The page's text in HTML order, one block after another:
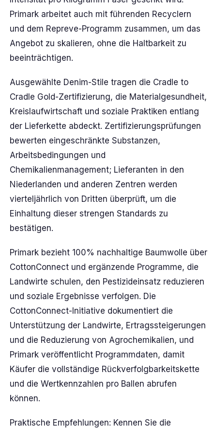
Primark arbeitet auch mit führenden Recyclern
und dem Repreve-Programm zusammen, um das
Angebot zu skalieren, ohne die Haltbarkeit zu
beeinträchtigen.
Ausgewählte Denim-Stile tragen die Cradle to
Cradle Gold-Zertifizierung, die Materialgesundheit,
Kreislaufwirtschaft und soziale Praktiken entlang
der Lieferkette abdeckt. Zertifizierungsprüfungen
bewerten eingeschränkte Substanzen,
Arbeitsbedingungen und
Chemikalienmanagement; Lieferanten in den
Niederlanden und anderen Zentren werden
vierteljährlich von Dritten überprüft, um die
Einhaltung dieser strengen Standards zu
bestätigen.
Primark bezieht 100% nachhaltige Baumwolle über
CottonConnect und ergänzende Programme, die
Landwirte schulen, den Pestizideinsatz reduzieren
und soziale Ergebnisse verfolgen. Die
CottonConnect-Initiative dokumentiert die
Unterstützung der Landwirte, Ertragssteigerungen
und die Reduzierung von Agrochemikalien, und
Primark veröffentlicht Programmdaten, damit
Käufer die vollständige Rückverfolgbarkeitskette
und die Wertkennzahlen pro Ballen abrufen
können.
Praktische Empfehlungen: Kennen Sie die